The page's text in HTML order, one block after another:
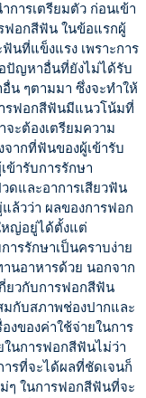
การเตรียมตัว ก่อนเข้า
ฟอกสีฟัน ในข้อแรกผู้
นที่แข็งแรง เพราะการ
ปัญหาอื่นที่ยังไม่ได้รับ
น ๆตามมา ซึ่งจะทำให้
ารฟอกสีฟันมีแนวโน้มที่
จะต้องเตรียมความ
จากที่ฟันของผู้เข้ารับ
ข้ารับการรักษา
ดและอาการเสียวฟัน
ล้วว่า ผลของการฟอก
หญ่อยู่ได้ตั้งแต่
ารรักษาเป็นคราบง่าย
นอาหารด้วย นอกจาก
ยวกับการฟอกสีฟัน
มกับสภาพช่องปากและ
งของค่าใช้จ่ายในการ
นการฟอกสีฟันไม่ว่า
รที่จะได้ผลที่ชัดเจนก็
ๆ ในการฟอกสีฟันที่จะ